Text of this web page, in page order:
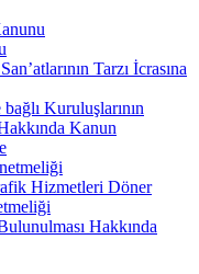
Tarzı İcrasına
Kuruluşlarının
Kanun
Hizmetleri Döner
Hakkında